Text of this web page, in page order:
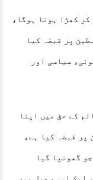
کر کھڑا ہونا ہوگا،
پر قبضہ کیا
سیاسی اور
کے حق میں اپنا
پر قبضہ کیا ہے،
گھونپا گیا